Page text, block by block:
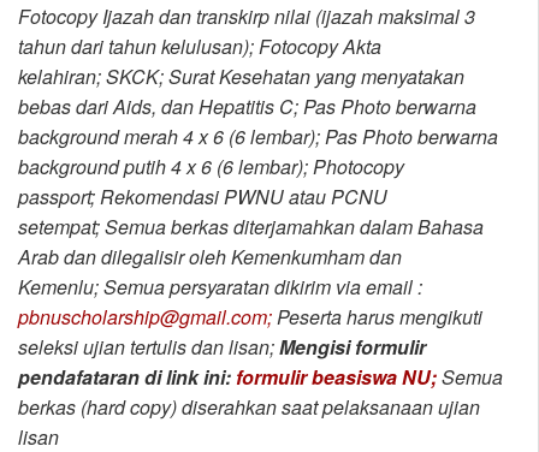
Fotocopy Ijazah dan transkirp nilai (ijazah maksimal 3
tahun dari tahun kelulusan);Fotocopy Akta
kelahiran;SKCK;Surat Kesehatan yang menyatakan
bebas dari Aids, dan Hepatitis C;Pas Photo berwarna
background merah 4 x 6 (6 lembar);Pas Photo berwarna
background putih 4 x 6 (6 lembar);Photocopy
passport;Rekomendasi PWNU atau PCNU
setempat;Semua berkas diterjamahkan dalam Bahasa
Arab dan dilegalisir oleh Kemenkumham dan
Kemenlu;Semua persyaratan dikirim via email :
pbnuscholarship@gmail.com;Peserta harus mengikuti
seleksi ujian tertulis dan lisan;Mengisi formulir
pendafataran di link ini:formulir beasiswa NU;Semua
berkas (hard copy) diserahkan saat pelaksanaan ujian
lisan